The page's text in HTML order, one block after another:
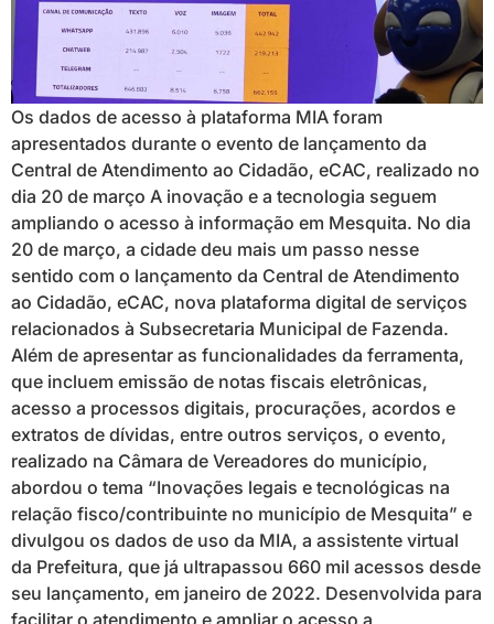
Os dados de acesso à plataforma MIA foram
apresentados durante o evento de lançamento da
Central de Atendimento ao Cidadão, eCAC, realizado no
dia 20 de março A inovação e a tecnologia seguem
ampliando o acesso à informação em Mesquita. No dia
20 de março, a cidade deu mais um passo nesse
sentido com o lançamento da Central de Atendimento
ao Cidadão, eCAC, nova plataforma digital de serviços
relacionados à Subsecretaria Municipal de Fazenda.
Além de apresentar as funcionalidades da ferramenta,
que incluem emissão de notas fiscais eletrônicas,
acesso a processos digitais, procurações, acordos e
extratos de dívidas, entre outros serviços, o evento,
realizado na Câmara de Vereadores do município,
abordou o tema “Inovações legais e tecnológicas na
relação fisco/contribuinte no município de Mesquita” e
divulgou os dados de uso da MIA, a assistente virtual
da Prefeitura, que já ultrapassou 660 mil acessos desde
seu lançamento, em janeiro de 2022. Desenvolvida para
facilitar o atendimento e ampliar o acesso a